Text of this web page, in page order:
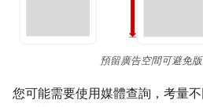
預留廣告空間可避免
您可能需要使用媒體查詢，考量